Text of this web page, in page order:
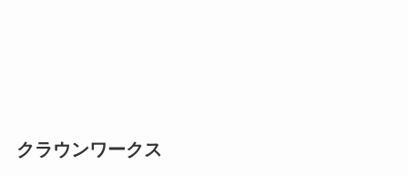
クラウンワークス